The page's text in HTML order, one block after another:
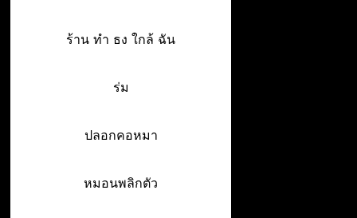
ร้าน ทํา ธง ใกล้ ฉัน
ร่ม
ปลอกคอหมา
หมอนพลิกตัว